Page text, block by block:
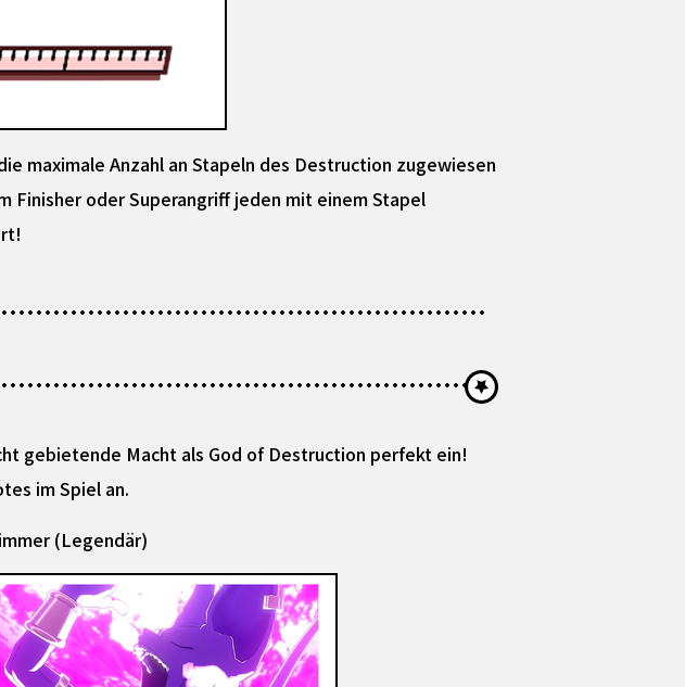
maximale Anzahl an Stapeln des Destruction zugewiesen
Finisher oder Superangriff jeden mit einem Stapel
gebietende Macht als God of Destruction perfekt ein!
im Spiel an.
(Legendär)